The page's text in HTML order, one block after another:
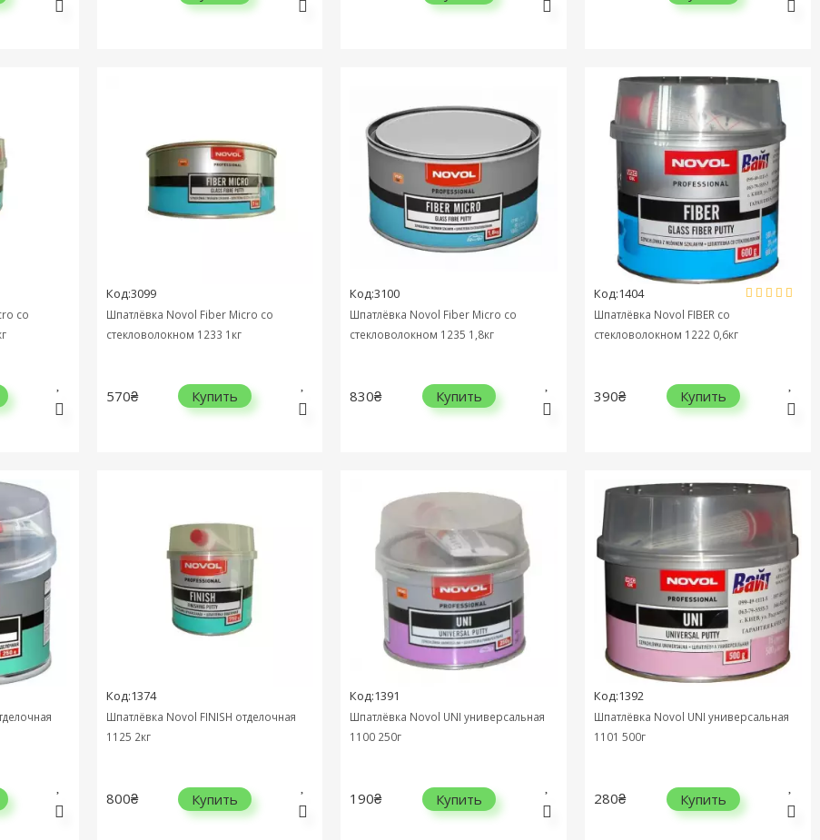
cо
Код:3099
Шпатлёвка Novol Fiber Micro cо
стекловолокном 1233 1кг
570₴ Купить
Код:3100
Шпатлёвка Novol Fiber Micro cо
стекловолокном 1235 1,8кг
830₴ Купить
Код:1404
Шпатлёвка Novol FIBER со
стекловолокном 1222 0,6кг
390₴ Купить
Код:1374
Шпатлёвка Novol FINISH отделочная
1125 2кг
800₴ Купить
Код:1391
Шпатлёвка Novol UNI универсальная
1100 250г
190₴ Купить
Код:1392
Шпатлёвка Novol UNI универсальная
1101 500г
280₴ Купить